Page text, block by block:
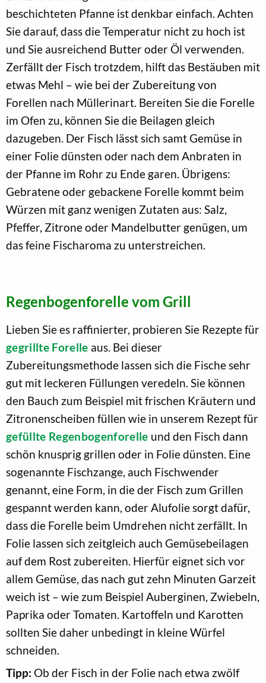
beschichteten Pfanne ist denkbar einfach. Achten
Sie darauf, dass die Temperatur nicht zu hoch ist
und Sie ausreichend Butter oder Öl verwenden.
Zerfällt der Fisch trotzdem, hilft das Bestäuben mit
etwas Mehl – wie bei der Zubereitung von
Forellen nach Müllerinart. Bereiten Sie die Forelle
im Ofen zu, können Sie die Beilagen gleich
dazugeben. Der Fisch lässt sich samt Gemüse in
einer Folie dünsten oder nach dem Anbraten in
der Pfanne im Rohr zu Ende garen. Übrigens:
Gebratene oder gebackene Forelle kommt beim
Würzen mit ganz wenigen Zutaten aus: Salz,
Pfeffer, Zitrone oder Mandelbutter genügen, um
das feine Fischaroma zu unterstreichen.
Regenbogenforelle vom Grill
Lieben Sie es raffinierter, probieren Sie Rezepte für
gegrillte Forelle aus. Bei dieser
Zubereitungsmethode lassen sich die Fische sehr
gut mit leckeren Füllungen veredeln. Sie können
den Bauch zum Beispiel mit frischen Kräutern und
Zitronenscheiben füllen wie in unserem Rezept für
gefüllte Regenbogenforelle und den Fisch dann
schön knusprig grillen oder in Folie dünsten. Eine
sogenannte Fischzange, auch Fischwender
genannt, eine Form, in die der Fisch zum Grillen
gespannt werden kann, oder Alufolie sorgt dafür,
dass die Forelle beim Umdrehen nicht zerfällt. In
Folie lassen sich zeitgleich auch Gemüsebeilagen
auf dem Rost zubereiten. Hierfür eignet sich vor
allem Gemüse, das nach gut zehn Minuten Garzeit
weich ist – wie zum Beispiel Auberginen, Zwiebeln,
Paprika oder Tomaten. Kartoffeln und Karotten
sollten Sie daher unbedingt in kleine Würfel
schneiden.
Tipp: Ob der Fisch in der Folie nach etwa zwölf